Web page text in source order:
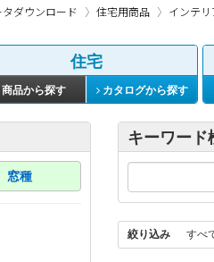
タダウンロード 住宅用商品 インテ
住宅
商品から探す カタログから探す
窓種
キーワード
絞り込み すべ